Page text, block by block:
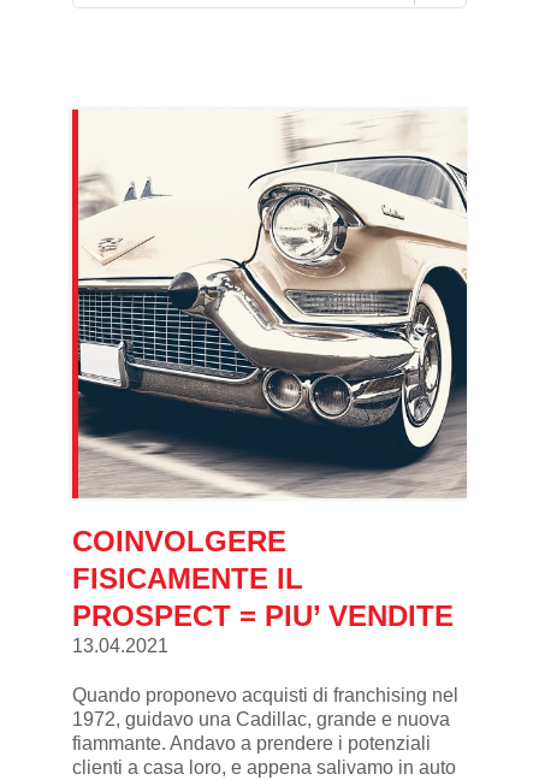
COINVOLGERE
FISICAMENTE IL
PROSPECT = PIU’ VENDITE
13.04.2021
Quando proponevo acquisti di franchising nel
1972, guidavo una Cadillac, grande e nuova
fiammante. Andavo a prendere i potenziali
clienti a casa loro, e appena salivamo in auto